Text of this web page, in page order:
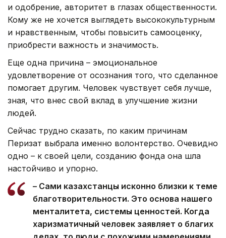
и одобрение, авторитет в глазах общественности.
Кому же не хочется выглядеть высококультурным
и нравственным, чтобы повысить самооценку,
приобрести важность и значимость.
Еще одна причина – эмоциональное
удовлетворение от осознания того, что сделанное
помогает другим. Человек чувствует себя лучше,
зная, что внес свой вклад в улучшение жизни
людей.
Сейчас трудно сказать, по каким причинам
Перизат выбрала именно волонтерство. Очевидно
одно – к своей цели, созданию фонда она шла
настойчиво и упорно.
– Сами казахстанцы исконно близки к теме
благотворительности. Это основа нашего
менталитета, системы ценностей. Когда
харизматичный человек заявляет о благих